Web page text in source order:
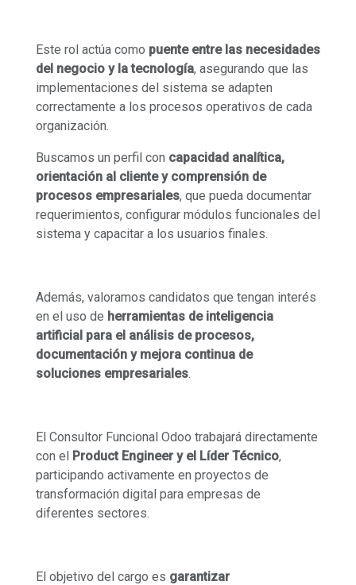
Este rol actúa como puente entre las necesidades
del negocio y la tecnología, asegurando que las
implementaciones del sistema se adapten
correctamente a los procesos operativos de cada
organización.
Buscamos un perfil con capacidad analítica,
orientación al cliente y comprensión de
procesos empresariales, que pueda documentar
requerimientos, configurar módulos funcionales del
sistema y capacitar a los usuarios finales.
Además, valoramos candidatos que tengan interés
en el uso de herramientas de inteligencia
artificial para el análisis de procesos,
documentación y mejora continua de
soluciones empresariales.
El Consultor Funcional Odoo trabajará directamente
con el Product Engineer y el Líder Técnico,
participando activamente en proyectos de
transformación digital para empresas de
diferentes sectores.
El objetivo del cargo es garantizar